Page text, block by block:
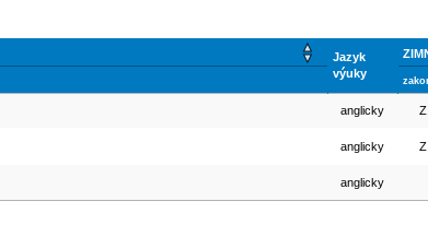
Jazyk
výuky
anglicky
anglicky
anglicky